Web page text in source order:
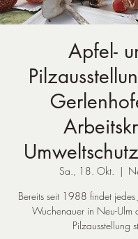
Apfel-
Sa., 18. Okt.
  |
Bereits seit 1988 findet jedes
Wuchenauer in Neu-Ulm
Pilzausstellung